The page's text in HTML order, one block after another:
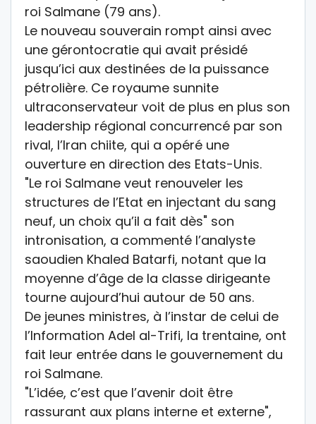
roi Salmane (79 ans).
Le nouveau souverain rompt ainsi avec
une gérontocratie qui avait présidé
jusqu’ici aux destinées de la puissance
pétrolière. Ce royaume sunnite
ultraconservateur voit de plus en plus son
leadership régional concurrencé par son
rival, l’Iran chiite, qui a opéré une
ouverture en direction des Etats-Unis.
"Le roi Salmane veut renouveler les
structures de l’Etat en injectant du sang
neuf, un choix qu’il a fait dès" son
intronisation, a commenté l’analyste
saoudien Khaled Batarfi, notant que la
moyenne d’âge de la classe dirigeante
tourne aujourd’hui autour de 50 ans.
De jeunes ministres, à l’instar de celui de
l’Information Adel al-Trifi, la trentaine, ont
fait leur entrée dans le gouvernement du
roi Salmane.
"L’idée, c’est que l’avenir doit être
rassurant aux plans interne et externe",